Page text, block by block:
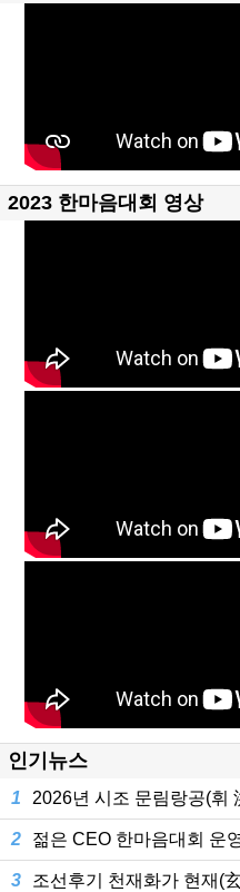
2023 한마음대회 영상
인기뉴스
1 2026년 시조 문림랑공(휘
2 젊은 CEO 한마음대회 운
3 조선후기 천재화가 현재(